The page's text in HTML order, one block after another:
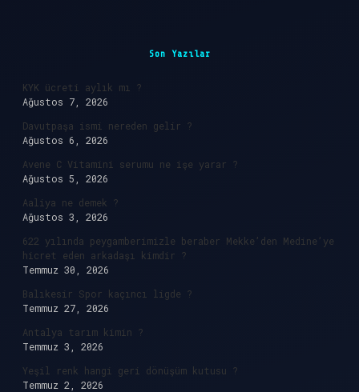
Son Yazılar
KYK ücreti aylık mı ?
Ağustos 7, 2026
Davutpaşa ismi nereden gelir ?
Ağustos 6, 2026
Avene C Vitamini serumu ne işe yarar ?
Ağustos 5, 2026
Aaliya ne demek ?
Ağustos 3, 2026
622 yılında peygamberimizle beraber Mekke’den Medine’ye
hicret eden arkadaşı kimdir ?
Temmuz 30, 2026
Balıkesir Spor kaçıncı ligde ?
Temmuz 27, 2026
Antalya tarım kimin ?
Temmuz 3, 2026
Yeşil renk hangi geri dönüşüm kutusu ?
Temmuz 2, 2026